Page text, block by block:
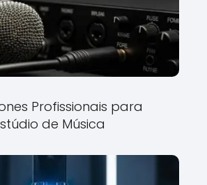
Profissionais para
de Música